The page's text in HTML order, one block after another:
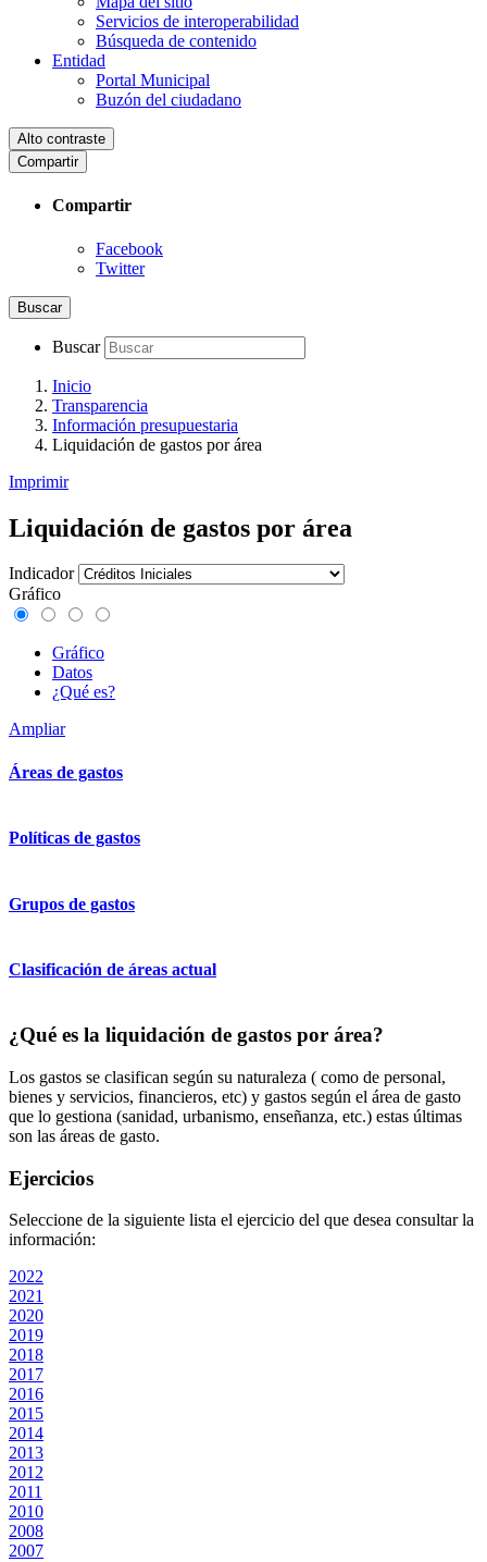
Servicios de interoperabilidad
Búsqueda de contenido
Entidad
Portal Municipal
Buzón del ciudadano
Alto contraste
Compartir
Compartir
Facebook
Twitter
Buscar
Buscar
Inicio
Transparencia
Información presupuestaria
Liquidación de gastos por área
Imprimir
Liquidación de gastos por área
Indicador
Gráfico
Gráfico
Datos
¿Qué es?
Ampliar
Áreas de gastos
Políticas de gastos
Grupos de gastos
Clasificación de áreas actual
¿Qué es la liquidación de gastos por área?
Los gastos se clasifican según su naturaleza ( como de personal,
bienes y servicios, financieros, etc) y gastos según el área de gasto
que lo gestiona (sanidad, urbanismo, enseñanza, etc.) estas últimas
son las áreas de gasto.
Ejercicios
Seleccione de la siguiente lista el ejercicio del que desea consultar la
información:
2022
2021
2020
2019
2018
2017
2016
2015
2014
2013
2012
2011
2010
2008
2007